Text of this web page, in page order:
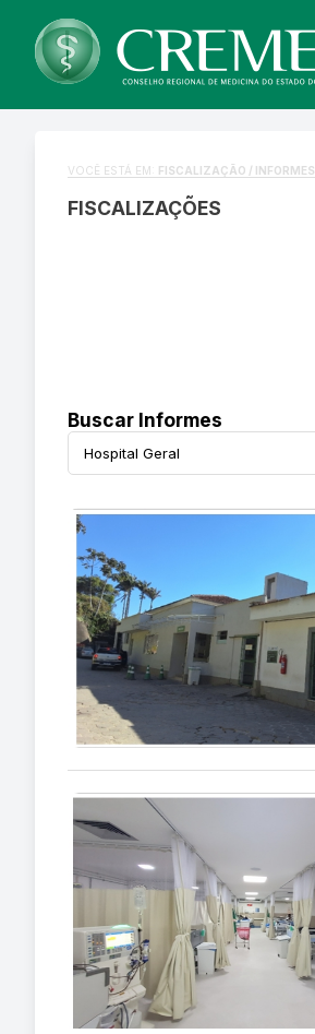
VOCÊ ESTÁ EM: FISCALIZAÇÃO / INFORMES
FISCALIZAÇÕES
Buscar Informes